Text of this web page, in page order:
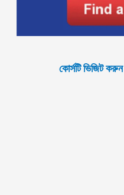
কোর্সটি ভিজিট করুন